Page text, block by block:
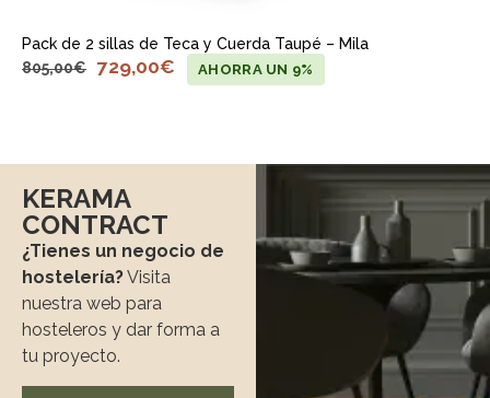
Pack de 2 sillas de Teca y Cuerda Taupé – Mila
805,00€ 729,00€ AHORRA UN 9%
KERAMA
CONTRACT
¿Tienes un negocio de
hostelería?Visita
nuestra web para
hosteleros y dar forma a
tu proyecto.